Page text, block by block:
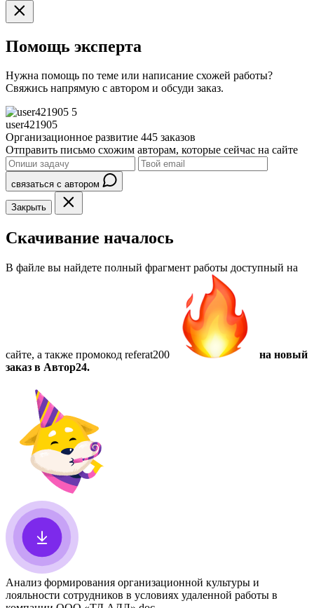
Помощь эксперта
Нужна помощь по теме или написание схожей работы?
Свяжись напрямую с автором и обсуди заказ.
5
user421905
Организационное развитие 445 заказов
Отправить письмо схожим авторам, которые сейчас на сайте
связаться с автором
Закрыть
Скачивание началось
В файле вы найдете полный фрагмент работы доступный на
сайте, а также промокод referat200
на новый
заказ в Автор24.
Анализ формирования организационной культуры и
лояльности сотрудников в условиях удаленной работы в